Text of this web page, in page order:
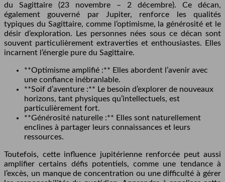
du Sagittaire (23 novembre – 2 décembre). Ce décan,
également gouverné par Jupiter, renforce les qualités
typiques du Sagittaire, comme l’optimisme, la générosité et le
désir d’exploration. Les personnes nées sous ce décan sont
souvent particulièrement extraverties et enthousiastes. Elles
incarnent l’énergie pure du Sagittaire.
**Optimisme amplifié :** Elles abordent l’avenir avec
une confiance inébranlable.
**Soif d’aventure :** Le besoin d’explorer de nouveaux
horizons, tant physiques qu’intellectuels, est
particulièrement fort.
**Générosité naturelle :** Elles sont naturellement
enclines à partager leurs connaissances et leurs
ressources.
Toutefois, cette influence jupitérienne renforcée peut aussi
amplifier certains défis potentiels, comme une tendance à
l’excès, un manque de concentration ou une difficulté à gérer